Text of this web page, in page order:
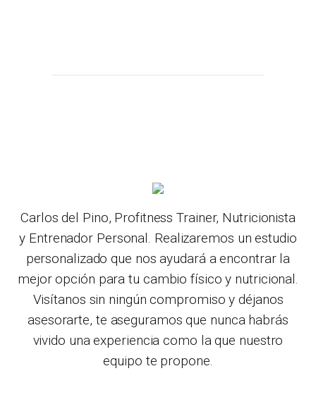
Carlos del Pino, Profitness Trainer, Nutricionista
y Entrenador Personal. Realizaremos un estudio
personalizado que nos ayudará a encontrar la
mejor opción para tu cambio físico y nutricional.
Visítanos sin ningún compromiso y déjanos
asesorarte, te aseguramos que nunca habrás
vivido una experiencia como la que nuestro
equipo te propone.